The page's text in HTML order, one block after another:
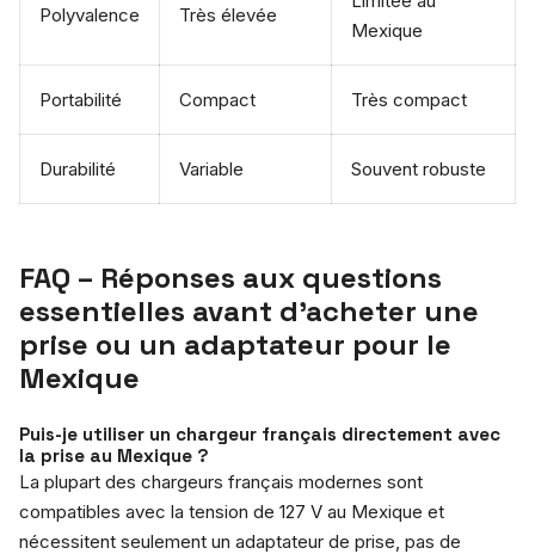
Polyvalence Très élevée
Mexique
Portabilité Compact Très compact
Durabilité Variable Souvent robuste
FAQ – Réponses aux questions
essentielles avant d’acheter une
prise ou un adaptateur pour le
Mexique
Puis-je utiliser un chargeur français directement avec
la prise au Mexique ?
La plupart des chargeurs français modernes sont
compatibles avec la tension de 127 V au Mexique et
nécessitent seulement un adaptateur de prise, pas de